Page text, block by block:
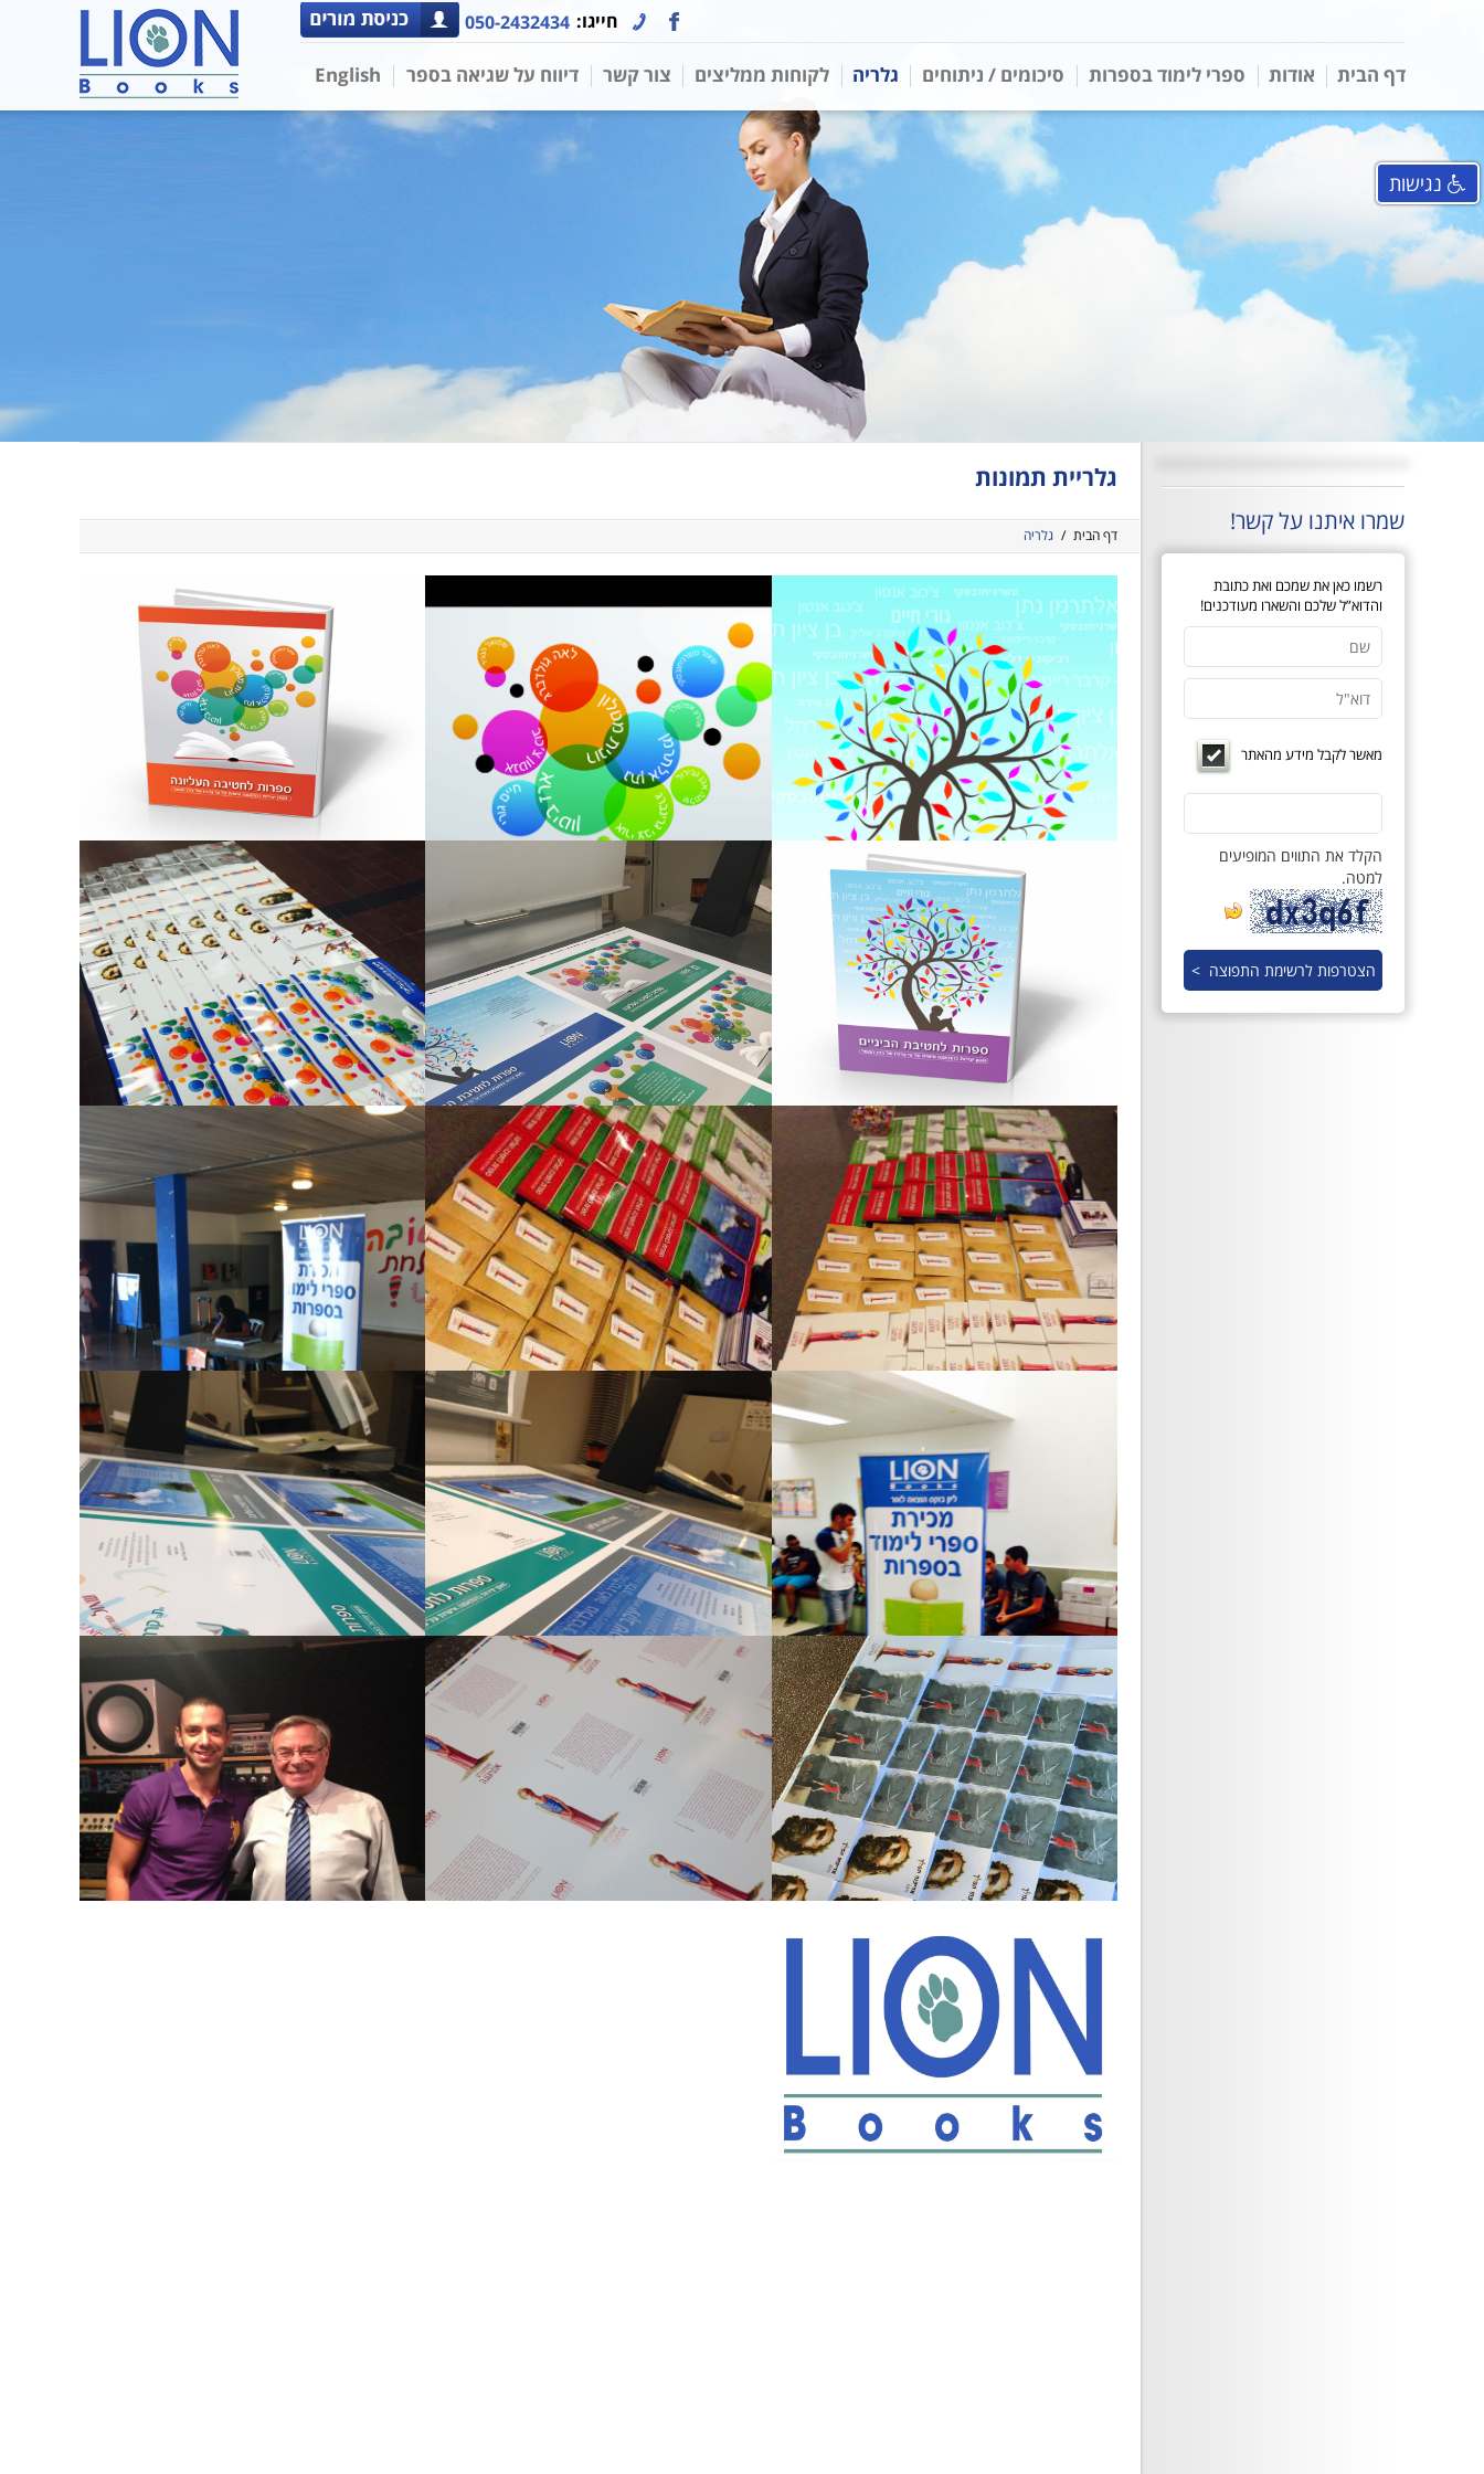
050-2432434 חייגו:
דף הבית אודות ספרי לימוד בספרות סיכומים / ניתוחים גלריה לקוחות ממליצים צור קשר דיווח על שגיאה בספר English
שמרו איתנו על קשר!
רשמו כאן את שמכם ואת כתובת
והדוא”ל שלכם והשארו מעודכנים!
מאשר לקבל מידע מהאתר
הקלד את התווים המופיעים
למטה.
גלריית תמונות
דף הבית / גלריה
נגישות